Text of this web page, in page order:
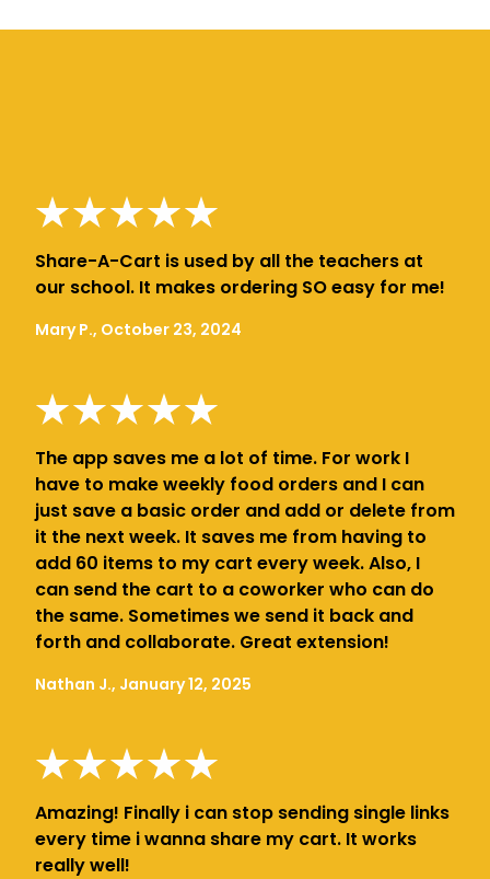
Share-A-Cart is used by all the teachers at
our school. It makes ordering SO easy for me!
Mary P., October 23, 2024
The app saves me a lot of time. For work I
have to make weekly food orders and I can
just save a basic order and add or delete from
it the next week. It saves me from having to
add 60 items to my cart every week. Also, I
can send the cart to a coworker who can do
the same. Sometimes we send it back and
forth and collaborate. Great extension!
Nathan J., January 12, 2025
Amazing! Finally i can stop sending single links
every time i wanna share my cart. It works
really well!